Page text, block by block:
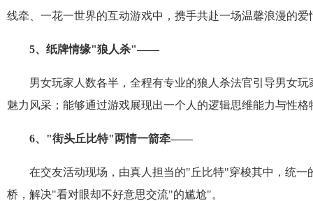
线牵、一花一世界的互动游戏中，携手共赴一场温馨浪漫的
5、纸牌情缘"狼人杀"——
男女玩家人数各半，全程有专业的狼人杀法官引导男女
魅力风采；能够通过游戏展现出一个人的逻辑思维能力与性
6、 "街头丘比特"两情一箭牵——
在交友活动现场，由真人担当的" 丘比特"穿梭其中，统一
桥，解决"看对眼却不好意思交流"的尴尬"。